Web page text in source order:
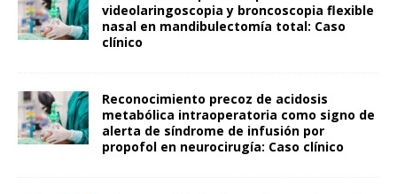
videolaringoscopia y broncoscopia flexible
nasal en mandibulectomía total: Caso
clínico
Reconocimiento precoz de acidosis
metabólica intraoperatoria como signo de
alerta de síndrome de infusión por
propofol en neurocirugía: Caso clínico